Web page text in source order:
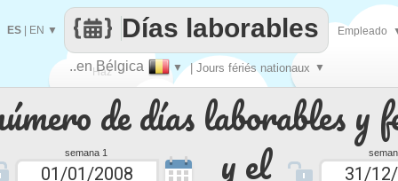
de días laborables y
semana 1 y el
Haz
que
..en Bélgica ▼ | Jours fériés nationaux ▼
Días laborables
ES EN ▼ Empleado